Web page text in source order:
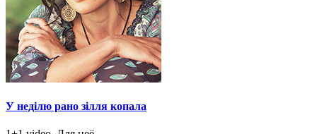
У неділю рано зілля копала